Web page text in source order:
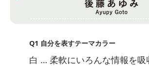
Q1 自分を表すテーマカラー
白 … 柔軟にいろんな情報を吸